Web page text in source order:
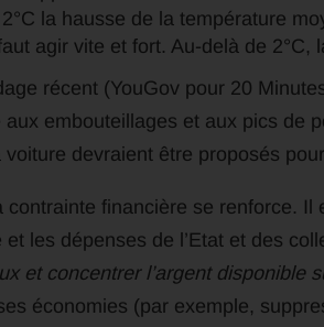
2°C la hausse de la température
agir vite et fort. Au-delà de
récent (YouGov pour 20
aux embouteillages et aux pics de
voiture devraient être proposés
contrainte financière se renforce. Il
et les dépenses de l’Etat et des
et concentrer l’argent disponible
économies (par exemple,